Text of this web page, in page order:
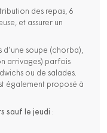
des repas, 6
et assurer un
d’une soupe (chorba),
arrivages) parfois
ou de salades.
également proposé à
sauf le jeudi :